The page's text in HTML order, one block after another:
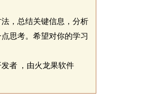
，总结关键信息，分析
思考。希望对你的学习
者
，由火龙果软件